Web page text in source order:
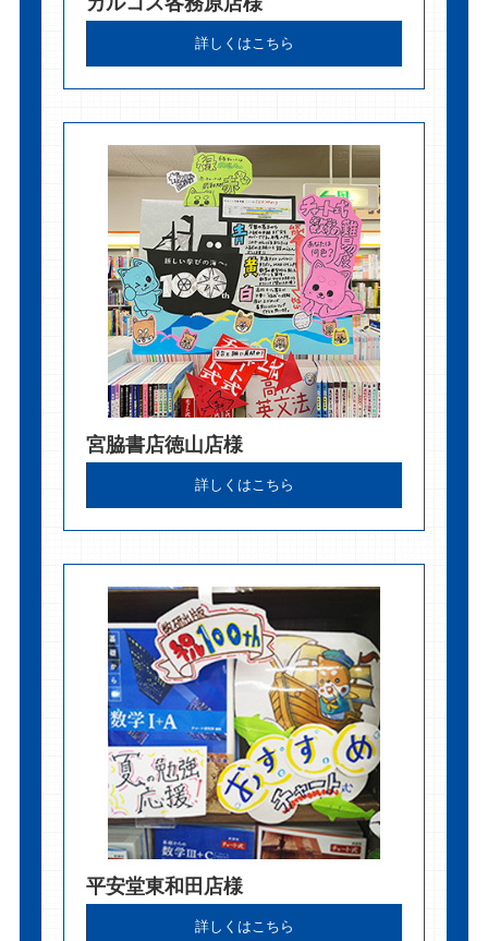
詳しくはこちら
宮脇書店徳山店様
詳しくはこちら
平安堂東和田店様
詳しくはこちら